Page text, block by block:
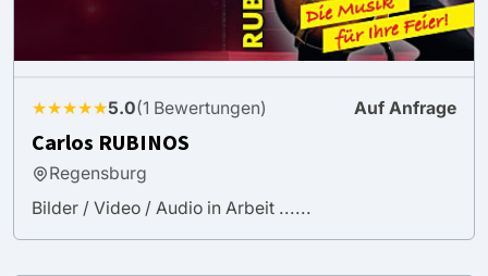
★★★★★5.0(1 Bewertungen) Auf Anfrage
Carlos RUBINOS
Regensburg
Bilder / Video / Audio in Arbeit ......